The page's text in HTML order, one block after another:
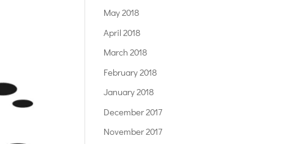
May 2018
April 2018
March 2018
February 2018
January 2018
December 2017
November 2017